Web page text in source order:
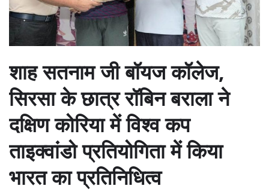
शाह सतनाम जी बॉयज कॉलेज,
सिरसा के छात्र रॉबिन बराला ने
दक्षिण कोरिया में विश्व कप
ताइक्वांडो प्रतियोगिता में किया
भारत का प्रतिनिधित्व